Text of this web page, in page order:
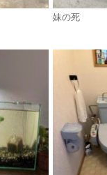
妹の死